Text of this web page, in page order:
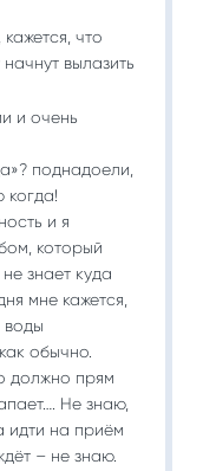
что
вылазить
и очень
поднадоели,
когда!
и я
который
знает куда
мне кажется,
воды
обычно.
должно прям
Не знаю,
идти на приём
– не знаю.